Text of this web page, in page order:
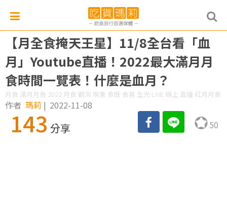
【月全食掩天王星】11/8全台看「血
月」Youtube直播！2022最大滿月月
食時間一覽表！什麼是血月？
月食 滿月月食 2022 月食 觀測 現象 食既 食甚 生光 LIVE 線上 直播 紅月月食
作者 瑪莉 | 2022-11-08
143 分享 50